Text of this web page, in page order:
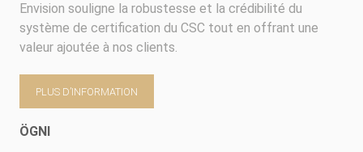
Envision souligne la robustesse et la crédibilité du
système de certification du CSC tout en offrant une
valeur ajoutée à nos clients.
PLUS D’INFORMATION
ÖGNI